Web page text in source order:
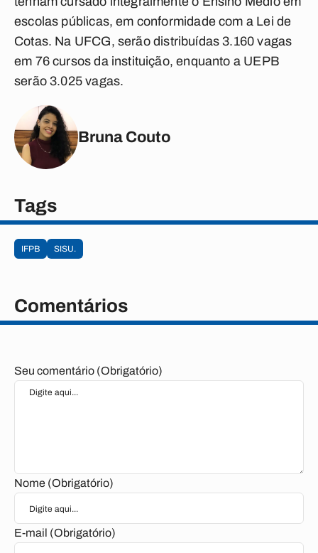
escolas públicas, em conformidade com a Lei de
Cotas. Na UFCG, serão distribuídas 3.160 vagas
em 76 cursos da instituição, enquanto a UEPB
serão 3.025 vagas.
Bruna Couto
Tags
IFPB SISU.
Comentários
Seu comentário (Obrigatório)
Nome (Obrigatório)
E-mail (Obrigatório)